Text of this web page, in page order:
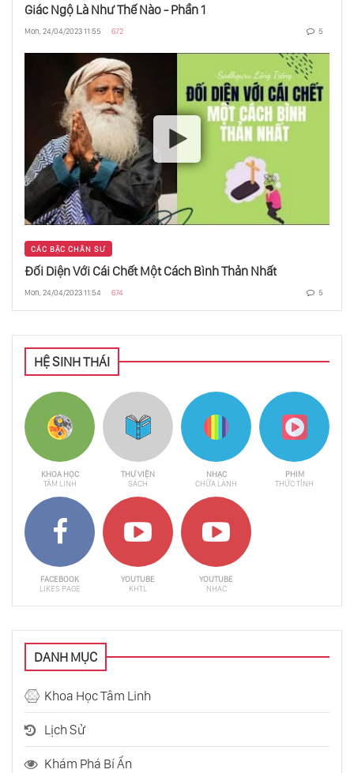
Là Gì?
Động Cơ Lượng Tử Phản Hấp Dẫn
Cạnh Ngoài Của Vũ Trụ Là Gì?
Giới Hạn Của Vũ Trụ Phần 2 - Lực Và Liên
Kết
Giới Hạn Của Vũ Trụ - Tốc Độ
Hình Dạng Của Vũ Trụ
Bức Xạ Nền Và Lý Thuyết Dây
Trái Đất Đang Quay Nhanh Hơn Bình
Giác Ngộ Là Như Thế Nào - Phần 1
Mon, 24/04/2023 11:55 672 5
CÁC BẬC CHÂN SƯ
Đối Diện Với Cái Chết Một Cách Bình Thản Nhất
Mon, 24/04/2023 11:54 674 5
HỆ SINH THÁI
KHOA HỌC
TÂM LINH
THƯ VIỆN
SÁCH
NHẠC
CHỮA LÀNH
PHIM
THỨC TỈNH
FACEBOOK
LIKES PAGE
YOUTUBE
KHTL
YOUTUBE
NHẠC
DANH MỤC
Khoa Học Tâm Linh
Lịch Sử
Khám Phá Bí Ẩn